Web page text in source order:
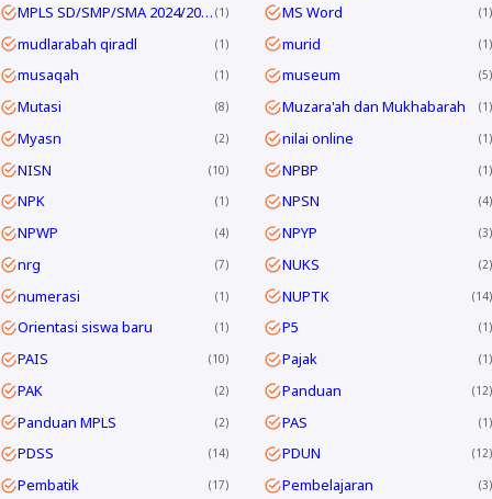
MPLS SD/SMP/SMA 2024/2025 1 MS Word 1
mudlarabah qiradl 1 murid 1
musaqah 1 museum 5
Mutasi 8 Muzara'ah dan Mukhabarah 1
Myasn 2 nilai online 1
NISN 10 NPBP 1
NPK 1 NPSN 4
NPWP 4 NPYP 3
nrg 7 NUKS 2
numerasi 1 NUPTK 14
Orientasi siswa baru 1 P5 1
PAIS 10 Pajak 1
PAK 2 Panduan 12
Panduan MPLS 2 PAS 1
PDSS 14 PDUN 12
Pembatik 17 Pembelajaran 3